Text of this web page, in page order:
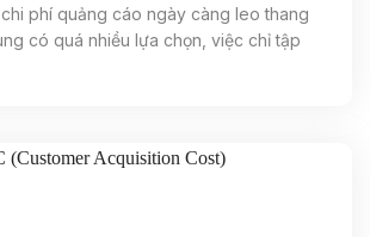
phí quảng cáo ngày càng leo thang
có quá nhiều lựa chọn, việc chỉ tập